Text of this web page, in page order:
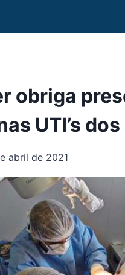
obriga
UTI’s
abril de 2021